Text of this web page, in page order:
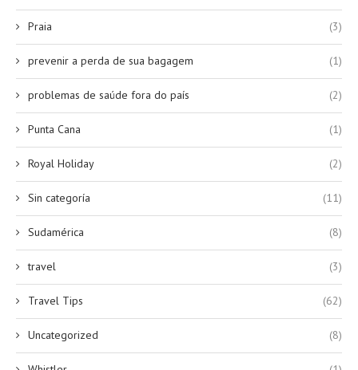
Praia (3)
prevenir a perda de sua bagagem (1)
problemas de saúde fora do país (2)
Punta Cana (1)
Royal Holiday (2)
Sin categoría (11)
Sudamérica (8)
travel (3)
Travel Tips (62)
Uncategorized (8)